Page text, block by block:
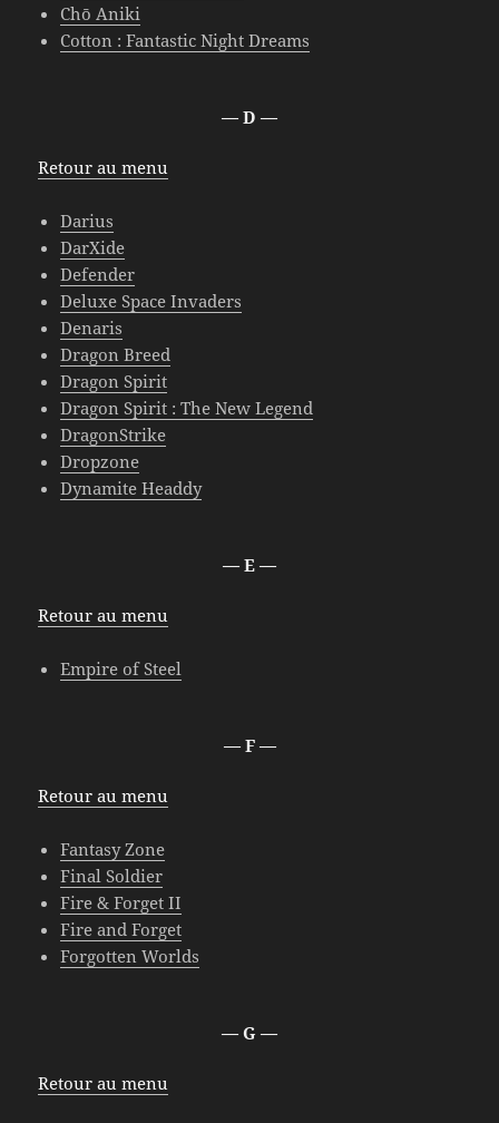
Chō Aniki
Cotton : Fantastic Night Dreams
— D —
Retour au menu
Darius
DarXide
Defender
Deluxe Space Invaders
Denaris
Dragon Breed
Dragon Spirit
Dragon Spirit : The New Legend
DragonStrike
Dropzone
Dynamite Headdy
— E —
Retour au menu
Empire of Steel
— F —
Retour au menu
Fantasy Zone
Final Soldier
Fire & Forget II
Fire and Forget
Forgotten Worlds
— G —
Retour au menu